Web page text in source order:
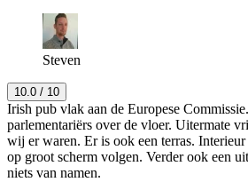
Steven
10.0 / 10
Irish pub vlak aan de Europese
parlementariërs over de vloer. Uitermate
wij er waren. Er is ook een terras.
op groot scherm volgen. Verder ook een
niets van namen.